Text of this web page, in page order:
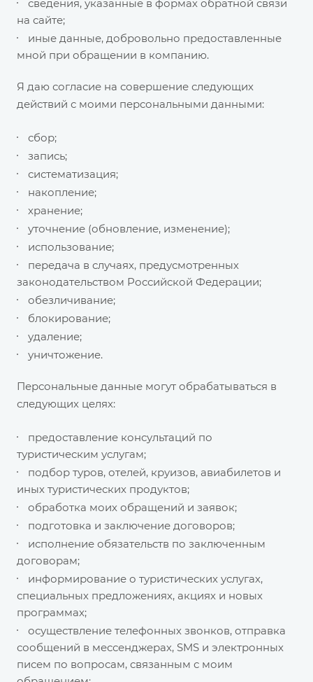
сведения, указанные в формах обратной связи
на сайте;
иные данные, добровольно предоставленные
мной при обращении в компанию.
Я даю согласие на совершение следующих
действий с моими персональными данными:
сбор;
запись;
систематизация;
накопление;
хранение;
уточнение (обновление, изменение);
использование;
передача в случаях, предусмотренных
законодательством Российской Федерации;
обезличивание;
блокирование;
удаление;
уничтожение.
Персональные данные могут обрабатываться в
следующих целях:
предоставление консультаций по
туристическим услугам;
подбор туров, отелей, круизов, авиабилетов и
иных туристических продуктов;
обработка моих обращений и заявок;
подготовка и заключение договоров;
исполнение обязательств по заключенным
договорам;
информирование о туристических услугах,
специальных предложениях, акциях и новых
программах;
осуществление телефонных звонков, отправка
сообщений в мессенджерах, SMS и электронных
писем по вопросам, связанным с моим